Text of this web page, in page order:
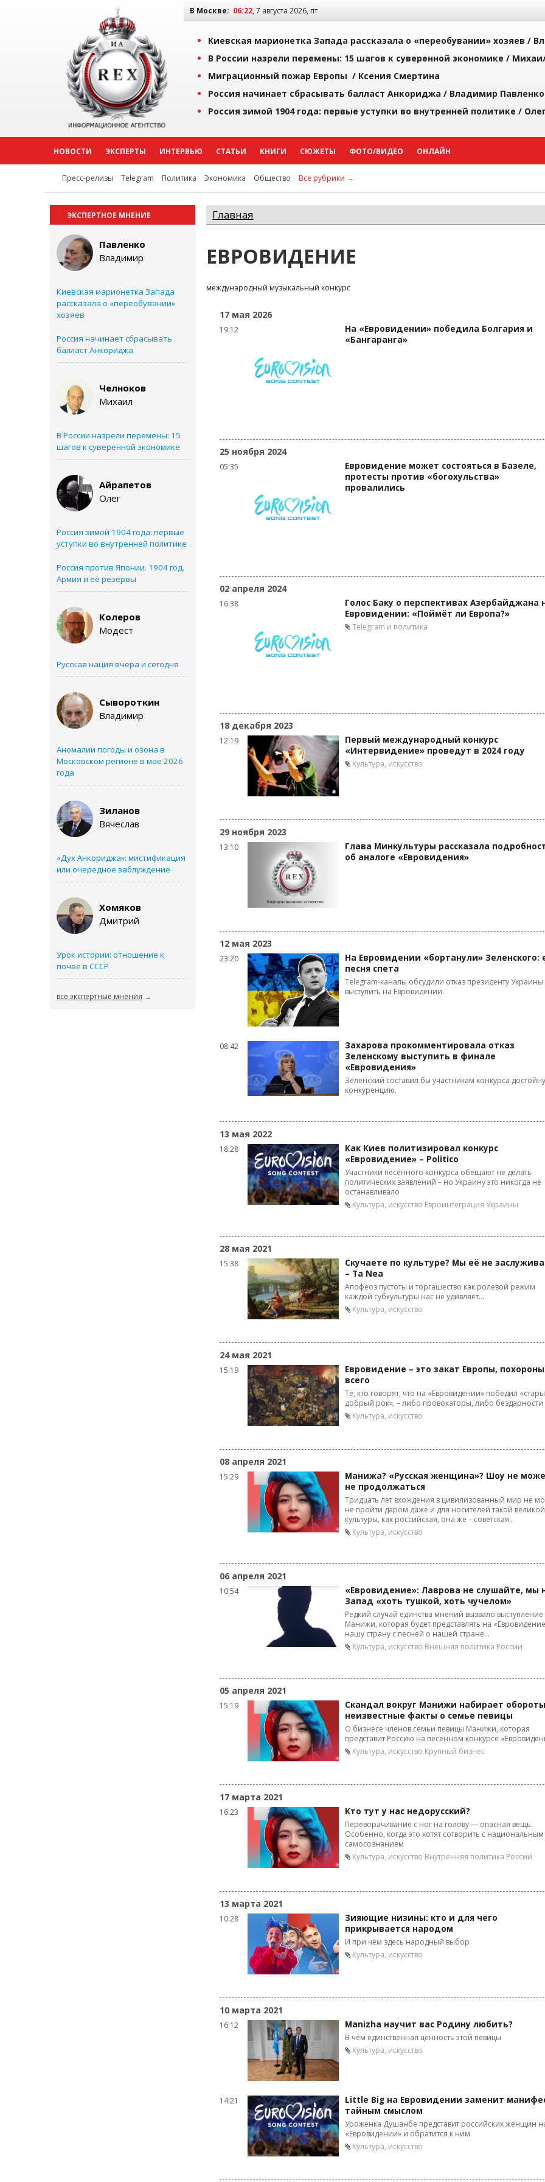
В Москве: 06:22, 7 августа 2026, пт
Киевская марионетка Запада рассказала о «переобувании» хозяев /
В России назрели перемены: 15 шагов к суверенной экономике /
Миграционный пожар Европы / Ксения Смертина
Россия начинает сбрасывать балласт Анкориджа / Владимир Павленко
Россия зимой 1904 года: первые уступки во внутренней политике /
НОВОСТИ ЭКСПЕРТЫ ИНТЕРВЬЮ СТАТЬИ КНИГИ СЮЖЕТЫ ФОТО/ВИДЕО ОНЛАЙН
Пресс-релизы Telegram Политика Экономика Общество Все рубрики →
ЭКСПЕРТНОЕ МНЕНИЕ
Павленко
Владимир
Киевская марионетка Запада
рассказала о «переобувании»
хозяев
Россия начинает сбрасывать
балласт Анкориджа
Челноков
Михаил
В России назрели перемены: 15
шагов к суверенной экономике
Айрапетов
Олег
Россия зимой 1904 года: первые
уступки во внутренней политике
Россия против Японии. 1904 год.
Армия и её резервы
Колеров
Модест
Русская нация вчера и сегодня
Сывороткин
Владимир
Аномалии погоды и озона в
Московском регионе в мае 2026
года
Зиланов
Вячеслав
«Дух Анкориджа»: мистификация
или очередное заблуждение
Хомяков
Дмитрий
Урок истории: отношение к
почве в СССР
все экспертные мнения →
Главная
ЕВРОВИДЕНИЕ
международный музыкальный конкурс
17 мая 2026
19:12
На «Евровидении» победила Болгария и
«Бангаранга»
25 ноября 2024
05:35
Евровидение может состояться в Базеле,
протесты против «богохульства»
провалились
02 апреля 2024
16:38
Голос Баку о перспективах Азербайджана
Евровидении: «Поймёт ли Европа?»
Telegram и политика
18 декабря 2023
12:19
Первый международный конкурс
«Интервидение» проведут в 2024 году
Культура, искусство
29 ноября 2023
13:10
Глава Минкультуры рассказала
об аналоге «Евровидения»
12 мая 2023
23:20
На Евровидении «бортанули» Зеленского:
песня спета
Telegram-каналы обсудили отказ президенту Украины
выступить на Евровидении.
08:42
Захарова прокомментировала отказ
Зеленскому выступить в финале
«Евровидения»
Зеленский составил бы участникам конкурса
конкуренцию.
13 мая 2022
18:28
Как Киев политизировал конкурс
«Евровидение» – Politico
Участники песенного конкурса обещают не делать
политических заявлений – но Украину это никогда не
останавливало
Культура, искусство Евроинтеграция Украины
28 мая 2021
15:38
Скучаете по культуре? Мы её не
– Ta Nea
Апофеоз пустоты и торгашество как ролевой режим
каждой субкультуры нас не удивляет...
Культура, искусство
24 мая 2021
15:19
Евровидение – это закат Европы, похороны
всего
Те, кто говорят, что на «Евровидении» победил
добрый рок», – либо провокаторы, либо бездарности
Культура, искусство
08 апреля 2021
15:29
Манижа? «Русская женщина»? Шоу не
не продолжаться
Тридцать лет вхождения в цивилизованный мир не
не пройти даром даже и для носителей такой великой
культуры, как российская, она же – советская..
Культура, искусство
06 апреля 2021
10:54
«Евровидение»: Лаврова не слушайте, мы
Запад «хоть тушкой, хоть чучелом»
Редкий случай единства мнений вызвало выступление
Манижи, которая будет представлять на
нашу страну с песней о нашей стране...
Культура, искусство Внешняя политика России
05 апреля 2021
15:19
Скандал вокруг Манижи набирает
неизвестные факты о семье певицы
О бизнесе членов семьи певицы Манижи, которая
представит Россию на песенном конкурсе
Культура, искусство Крупный бизнес
17 марта 2021
16:23 Кто тут у нас недорусский?
Переворачивание с ног на голову — опасная вещь.
Особенно, когда это хотят сотворить с национальным
самосознанием
Культура, искусство Внутренняя политика России
13 марта 2021
10:28
Зияющие низины: кто и для чего
прикрывается народом
И при чём здесь народный выбор
Культура, искусство
10 марта 2021
16:12 Manizha научит вас Родину любить?
В чём единственная ценность этой певицы
Культура, искусство
14:21
Little Big на Евровидении заменит
тайным смыслом
Уроженка Душанбе представит российских женщин
«Евровидении» и обратится к ним
Культура, искусство